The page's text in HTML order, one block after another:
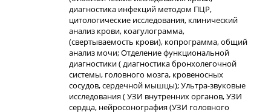
диагностика инфекций методом ПЦР,
цитологические исследования, клинический
анализ крови, коагулограмма,
(свертываемость крови), копрограмма, общий
анализ мочи; Отделение функциональной
диагностики ( диагностика бронхолегочной
системы, головного мозга, кровеносных
сосудов, сердечной мышцы); Ультра-звуковые
исследования ( УЗИ внутренних органов, УЗИ
сердца, нейросонография (УЗИ головного